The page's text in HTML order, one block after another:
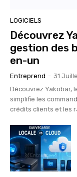
LOGICIELS
Découvrez
gestion des
en-un
Entreprend - 31
Découvrez Yakobar,
simplifie les
crédits clients et les